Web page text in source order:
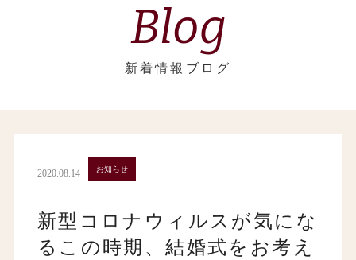
Blog
新着情報ブログ
2020.08.14 お知らせ
新型コロナウィルスが気にな
るこの時期、結婚式をお考え